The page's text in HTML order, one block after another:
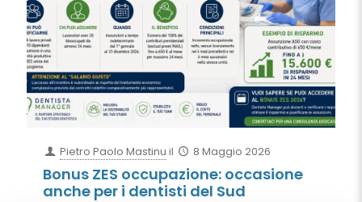
Pietro Paolo Mastinu il 8 Maggio 2026
Bonus ZES occupazione: occasione
anche per i dentisti del Sud